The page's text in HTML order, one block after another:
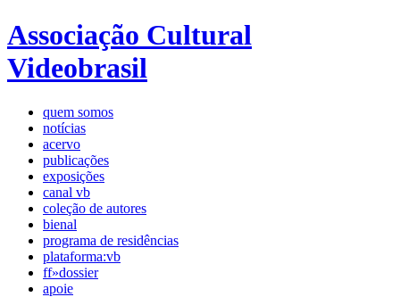
Associação Cultural
Videobrasil
quem somos
notícias
acervo
publicações
exposições
canal vb
coleção de autores
bienal
programa de residências
plataforma:vb
ff»dossier
apoie